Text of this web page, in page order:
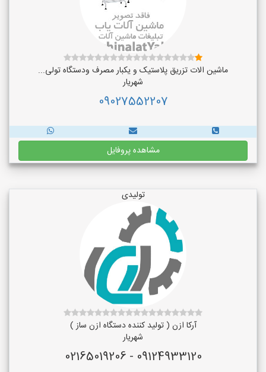
ماشین الات تزریق پلاستیک و یکبار مصرف ودستگاه تولی...
شهریار
09027552207
مشاهده پروفایل
تولیدی
آرکا ازن ( تولید کننده دستگاه ازن ساز )
شهریار
09124933120 - 02165019206